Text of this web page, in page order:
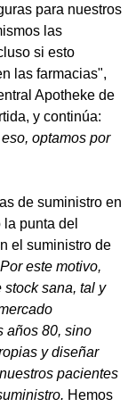
para nuestros
las
si esto
las farmacias",
Apotheke de
y continúa:
optamos por
de suministro en
punta del
el suministro de
Por este motivo,
sana, tal y
años 80, sino
y diseñar
pacientes
Hemos